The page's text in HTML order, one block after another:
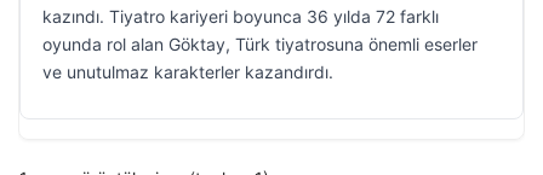
kazındı. Tiyatro kariyeri boyunca 36 yılda 72 farklı
oyunda rol alan Göktay, Türk tiyatrosuna önemli eserler
ve unutulmaz karakterler kazandırdı.